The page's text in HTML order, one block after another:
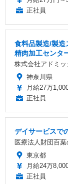
正社員
食料品製造/製造
精肉加工センタ
株式会社アドミッ
神奈川県
月給27万
正社員
デイサービスで
医療法人財団百
東京都
月給24万
正社員